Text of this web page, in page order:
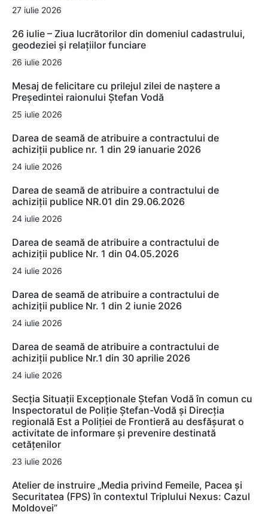
27 iulie 2026
26 iulie – Ziua lucrătorilor din domeniul cadastrului,
geodeziei și relațiilor funciare
26 iulie 2026
Mesaj de felicitare cu prilejul zilei de naștere a
Președintei raionului Ștefan Vodă
25 iulie 2026
Darea de seamă de atribuire a contractului de
achiziții publice nr. 1 din 29 ianuarie 2026
24 iulie 2026
Darea de seamă de atribuire a contractului de
achiziții publice NR.01 din 29.06.2026
24 iulie 2026
Darea de seamă de atribuire a contractului de
achiziții publice Nr. 1 din 04.05.2026
24 iulie 2026
Darea de seamă de atribuire a contractului de
achiziții publice Nr. 1 din 2 iunie 2026
24 iulie 2026
Darea de seamă de atribuire a contractului de
achiziții publice Nr.1 din 30 aprilie 2026
24 iulie 2026
Secția Situații Excepționale Ștefan Vodă în comun cu
Inspectoratul de Poliție Ștefan-Vodă și Direcția
regională Est a Poliției de Frontieră au desfășurat o
activitate de informare și prevenire destinată
cetățenilor
23 iulie 2026
Atelier de instruire „Media privind Femeile, Pacea și
Securitatea (FPS) în contextul Triplului Nexus: Cazul
Moldovei”